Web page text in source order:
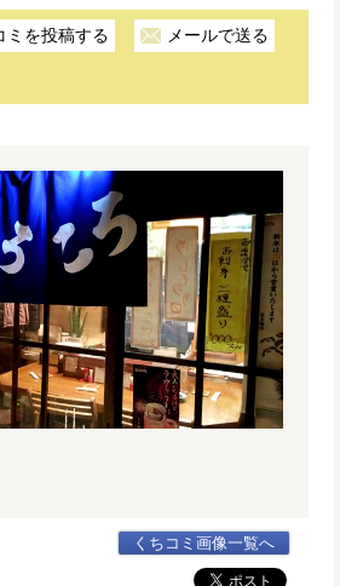
ミを投稿する メールで送る
くちコミ画像一覧へ